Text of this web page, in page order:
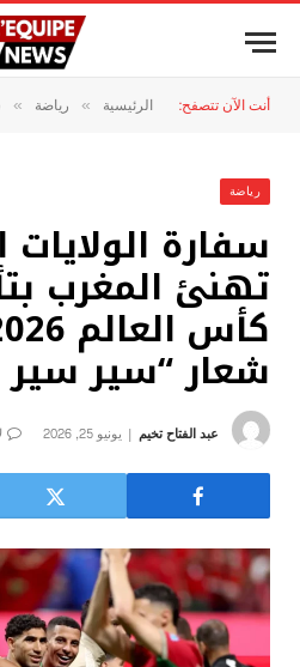
أنت الآن تتصفح: الرئيسية » رياضة »
رياضة
سفارة الولايات
تهنئ المغرب
شعار “سير
عبد الفتاح تخيم يونيو 25, 2026